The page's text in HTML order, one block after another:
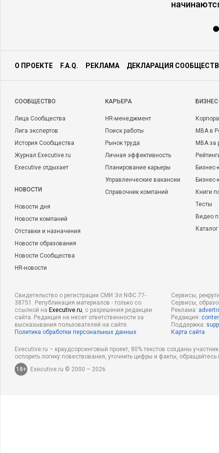
О ПРОЕКТЕ F.A.Q. РЕКЛАМА ДЕКЛАРАЦИЯ
CООБЩЕСТВО
Лица Сообщества
Лига экспертов
История Сообщества
Журнал Executive.ru
Executive отдыхает
НОВОСТИ
Новости дня
Новости компаний
Отставки и назначения
Новости образования
Новости Сообщества
HR-новости
КАРЬЕРА
HR-менеджмент
Поиск работы
Рынок труда
Личная эффективность
Планирование карьеры
Управленческие вакансии
Справочник компаний
MBA в
MBA
Бизнес-
Книги
Тесты
Видео
Свидетельство о регистрации СМИ Эл NФС 77-
38751. Републикация материалов - только со
ссылкой на Executive.ru, с разрешения редакции
сайта. Редакция не несет ответственности за
высказывания пользователей на сайте.
Политика обработки персональных данных
Сервисы,
Сервисы,
Реклама:
Редакция:
Поддержка:
Карта сайта
Executive.ru – краудсорсинговый проект, 80% текстов созданы
оспорить логику повествования, уточнить цифры и факты,
18+
Executive.ru © 2000 – 2026.